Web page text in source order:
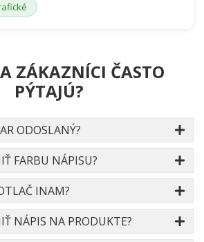
ZÁKAZNÍCI ČASTO
PÝTAJÚ?
ODOSLANÝ?
FARBU NÁPISU?
INAM?
NÁPIS NA PRODUKTE?